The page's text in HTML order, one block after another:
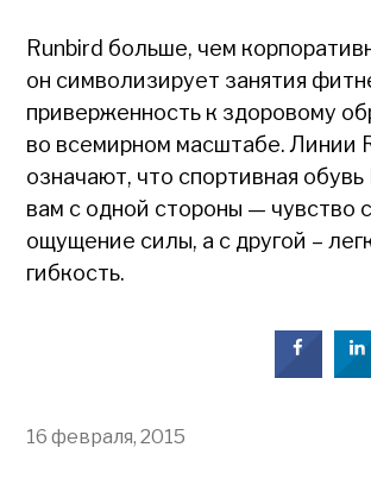
Runbird больше, чем
он символизирует занятия
приверженность к здоровому
во всемирном масштабе. Линии
означают, что спортивная обувь
вам с одной стороны — чувство
ощущение силы, а с другой –
гибкость.
16 февраля, 2015